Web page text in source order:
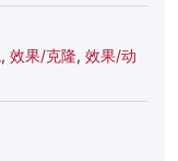
, 效果/克隆, 效果/动